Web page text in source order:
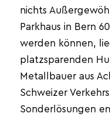
nichts
Parkhaus in Bern
werden können,
platzsparenden
Metallbauer aus
Schweizer
Sonderlösungen